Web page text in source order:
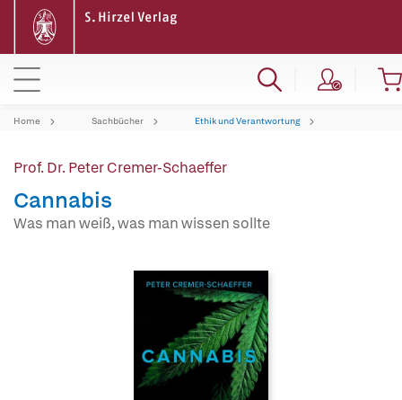
Home Sachbücher Ethik und Verantwortung
Prof. Dr. Peter Cremer-Schaeffer
Cannabis
Was man weiß, was man wissen sollte